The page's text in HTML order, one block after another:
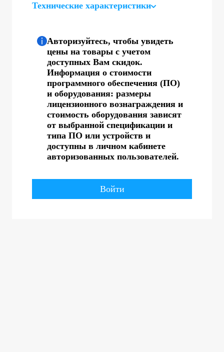
Технические характеристики
Авторизуйтесь, чтобы увидеть
цены на товары с учетом
доступных Вам скидок.
Информация о стоимости
программного обеспечения (ПО)
и оборудования: размеры
лицензионного вознаграждения и
стоимость оборудования зависят
от выбранной спецификации и
типа ПО или устройств и
доступны в личном кабинете
авторизованных пользователей.
Войти